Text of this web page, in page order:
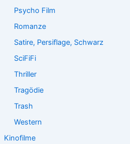
Psycho Film
Romanze
Satire, Persiflage, Schwarz
SciFiFi
Thriller
Tragödie
Trash
Western
Kinofilme